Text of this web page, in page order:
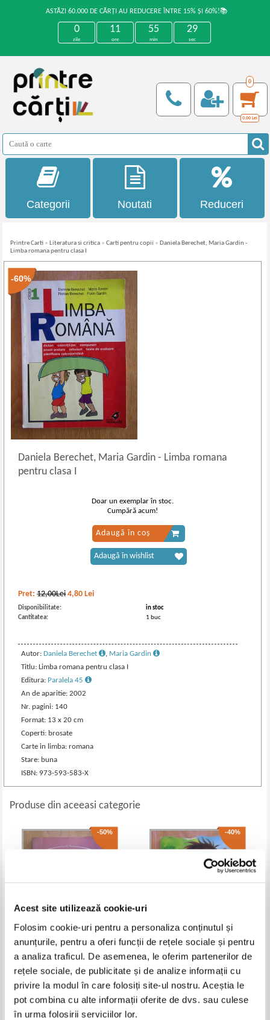
Acest site utilizează cookie-uri
Folosim cookie-uri pentru a personaliza conținutul și
anunțurile, pentru a oferi funcții de rețele sociale și pentru
a analiza traficul. De asemenea, le oferim partenerilor de
rețele sociale, de publicitate și de analize informații cu
privire la modul în care folosiți site-ul nostru. Aceștia le
pot combina cu alte informații oferite de dvs. sau culese
în urma folosirii serviciilor lor.
ASTĂZI 60.000 DE CĂRȚI AU REDUCERE ÎNTRE 15% ȘI 60%!📚
0
zile
11
ore
55
min
28
sec
0
0,00 Lei
Categorii Noutati Reduceri
Printre Carti » Literatura si critica »Carti pentru copii » Daniela Berechet, Maria Gardin -
Limba romana pentru clasa I
-60%
Daniela Berechet, Maria Gardin- Limba romana
pentru clasa I
Pret:12,00Lei 4,80 Lei
Disponibilitate:
in stoc
Cantitatea:
1 buc
Autor:Daniela Berechet , Maria Gardin
Titlu: Limba romana pentru clasa I
Editura: Paralela 45
An de aparitie: 2002
Nr. pagini: 140
Format: 13 x 20 cm
Coperti: brosate
Carte in limba: romana
Stare: buna
ISBN: 973-593-583-X
Doar un exemplar în stoc.
Cumpără acum!
Adaugă în coș
Adaugă în wishlist
Produse din aceeasi categorie
-50%
Basme nemuritoare
Pret: 10,00Lei 5,00 Lei
Adaugă în coș
-40%
Pinocchio
Pret:10,00Lei 6,00 Lei
Adaugă în coș